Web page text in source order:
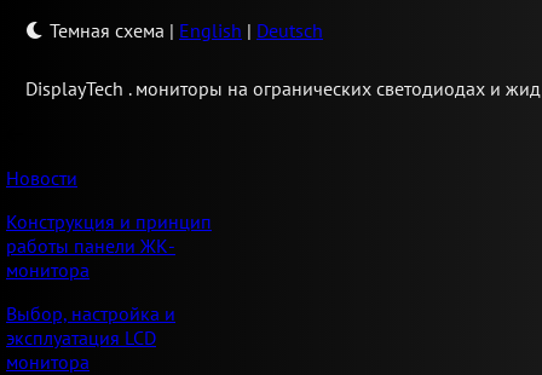
Темная схема | English | Deutsch
DisplayTech . мониторы на огранических светодиодах и
Новости
Конструкция и принцип
работы панели ЖК-
монитора
Выбор, настройка и
эксплуатация LCD
монитора